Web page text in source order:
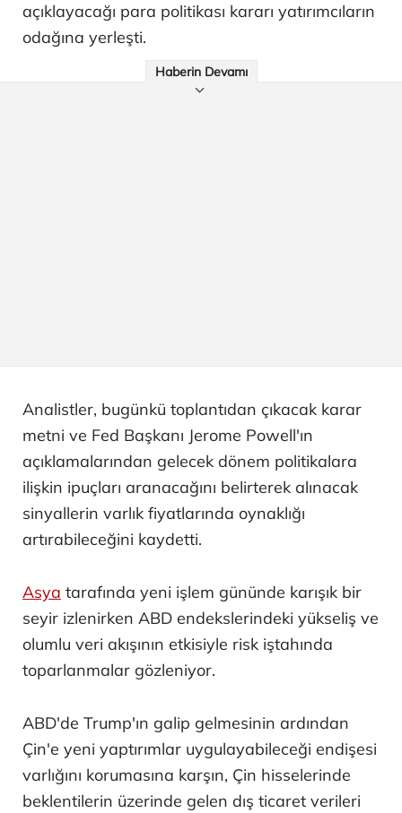
açıklayacağı para politikası kararı yatırımcıların
odağına yerleşti.
Haberin Devamı
Analistler, bugünkü toplantıdan çıkacak karar
metni ve Fed Başkanı Jerome Powell'ın
açıklamalarından gelecek dönem politikalara
ilişkin ipuçları aranacağını belirterek alınacak
sinyallerin varlık fiyatlarında oynaklığı
artırabileceğini kaydetti.
Asya tarafında yeni işlem gününde karışık bir
seyir izlenirken ABD endekslerindeki yükseliş ve
olumlu veri akışının etkisiyle risk iştahında
toparlanmalar gözleniyor.
ABD'de Trump'ın galip gelmesinin ardından
Çin'e yeni yaptırımlar uygulayabileceği endişesi
varlığını korumasına karşın, Çin hisselerinde
beklentilerin üzerinde gelen dış ticaret verileri